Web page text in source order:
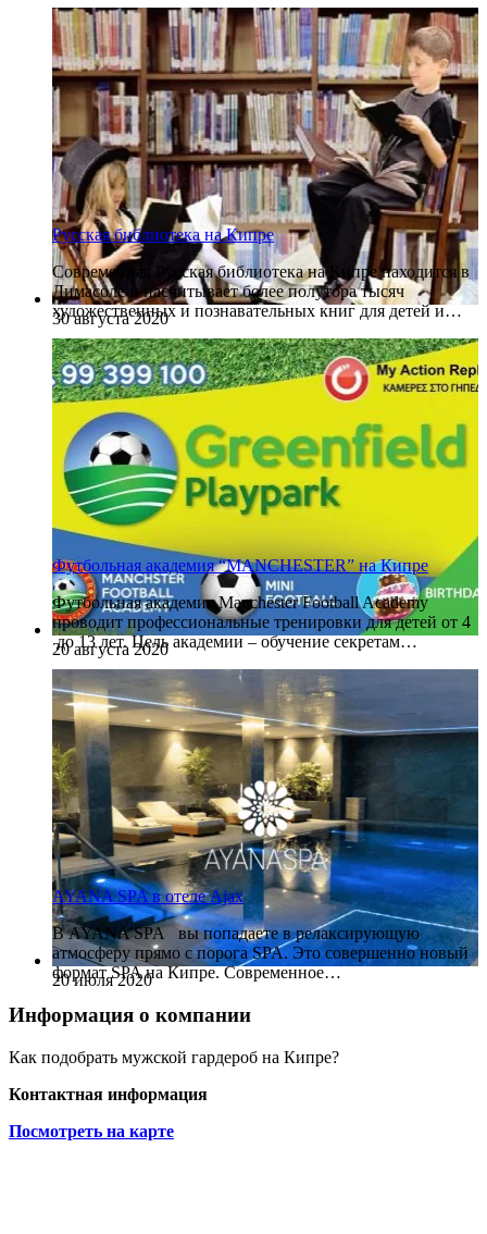
30 августа 2020
Русская библиотека на Кипре
Современная Русская библиотека на Кипре находится в
Лимасоле и насчитывает более полутора тысяч
художественных и познавательных книг для детей и…
20 августа 2020
Футбольная академия “MANCHESTER” на Кипре
Футбольная академия Manchester Football Academy
проводит профессиональные тренировки для детей от 4
до 13 лет. Цель академии – обучение секретам…
20 июля 2020
AYANA SPA в отеле Ajax
В AYANA SPA вы попадаете в релаксирующую
атмосферу прямо с порога SPA. Это совершенно новый
формат SPA на Кипре. Современное…
Информация о компании
Как подобрать мужской гардероб на Кипре?
Контактная информация
Посмотреть на карте